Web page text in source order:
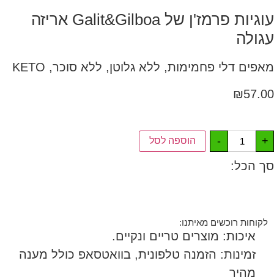
עוגיות פרמז'ן של Galit&Gilboa אריזה
עגולה
מאפים דלי פחמימות, ללא גלוטן, ללא סוכר, KETO
₪57.00
- + הוספה לסל
סך הכל:
לקוחות רוכשים מאיתנו:
איכות: מוצרים טריים ונקיים.
זמינות: הזמנה טלפונית, בוואטסאפ כולל מענה
מהיר